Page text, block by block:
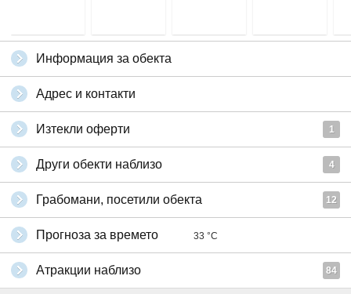
Информация за обекта
Адрес и контакти
Изтекли оферти 1
Други обекти наблизо 4
Грабомани, посетили обекта 12
Прогноза за времето 33 °C
Атракции наблизо 84